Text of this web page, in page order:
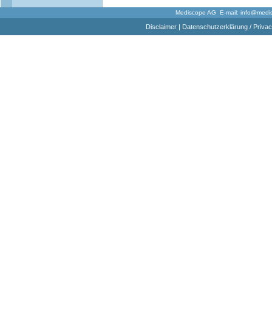
Mediscope AG E-mail:
Disclaimer| Datenschutzerklärung /